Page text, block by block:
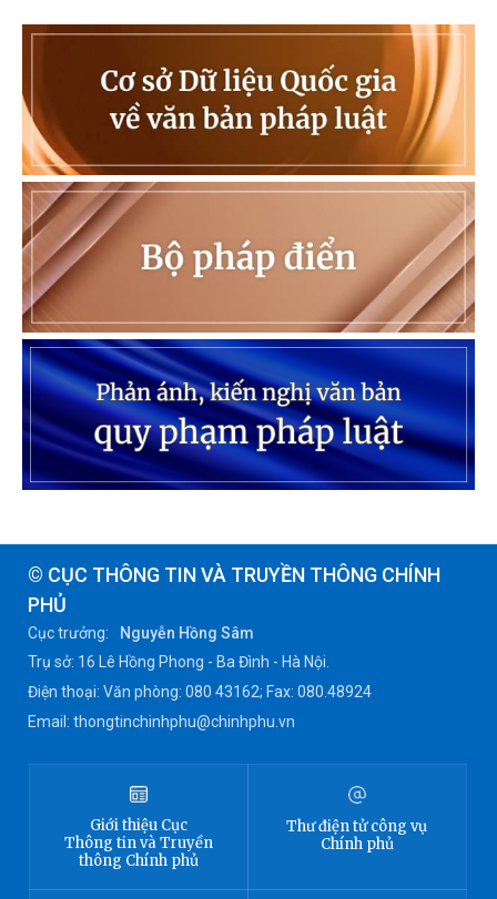
© CỤC THÔNG TIN VÀ TRUYỀN THÔNG CHÍNH
PHỦ
Cục trưởng:
Nguyễn Hồng Sâm
Trụ sở: 16 Lê Hồng Phong - Ba Đình - Hà Nội.
Điện thoại: Văn phòng: 080 43162; Fax: 080.48924
Email: thongtinchinhphu@chinhphu.vn
Giới thiệu Cục
Thông tinvà Truyền
thông Chính phủ
Thư điện tử công vụ
Chính phủ